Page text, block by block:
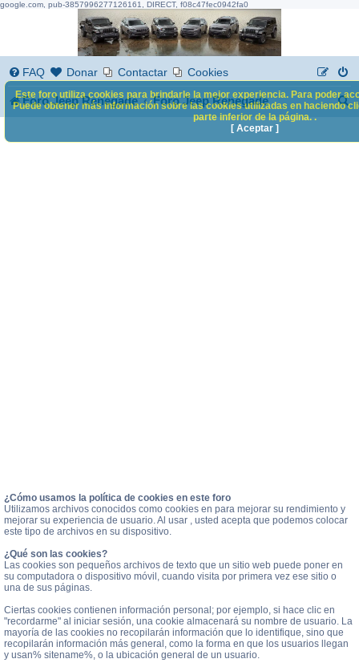
google.com, pub-3857996277126161, DIRECT, f08c47fec0942fa0
FAQ Donar Contactar Cookies
Foro Jeep Renegade Foro Jeep Renegade
B
s
¿Cómo usamos la política de cookies en este foro
Utilizamos archivos conocidos como cookies en para mejorar su rendimiento y
mejorar su experiencia de usuario. Al usar , usted acepta que podemos colocar
este tipo de archivos en su dispositivo.
¿Qué son las cookies?
Las cookies son pequeños archivos de texto que un sitio web puede poner en
su computadora o dispositivo móvil, cuando visita por primera vez ese sitio o
una de sus páginas.
Ciertas cookies contienen información personal; por ejemplo, si hace clic en
"recordarme" al iniciar sesión, una cookie almacenará su nombre de usuario. La
mayoría de las cookies no recopilarán información que lo identifique, sino que
recopilarán información más general, como la forma en que los usuarios llegan
y usan% sitename%, o la ubicación general de un usuario.
Este foro utiliza cookies para brindarle la mejor experiencia. Para poder
Puede obtener más información sobre las cookies utilizadas en haciendo
parte inferior de la página. .
[ Aceptar ]